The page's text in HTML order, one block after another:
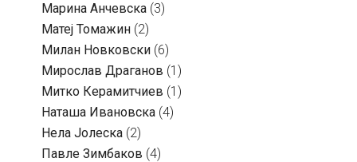
Марина Анчевска (3)
Матеј Томажин (2)
Милан Новковски (6)
Мирослав Драганов (1)
Митко Керамитчиев (1)
Наташа Ивановска (4)
Нела Јолеска (2)
Павле Зимбаков (4)